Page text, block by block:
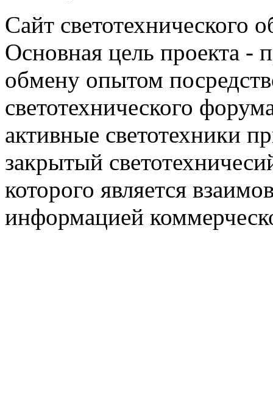
Сайт светотехнического
Основная цель проекта -
обмену опытом
светотехнического
активные светотехники
закрытый
которого является
информацией